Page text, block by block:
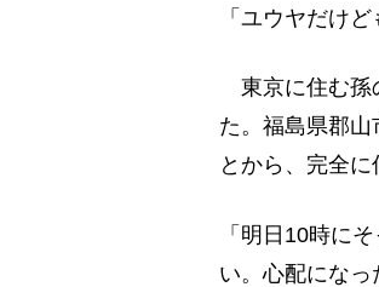
「ユウヤだけど
東京に住む孫
た。福島県郡
とから、完全に
「明日10時に
い。心配になっ